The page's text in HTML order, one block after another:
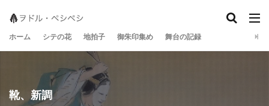
ホーム シテの花 地拍子 御朱印集め 舞台の記録
靴、新調
地拍子 シテの花 宝生流